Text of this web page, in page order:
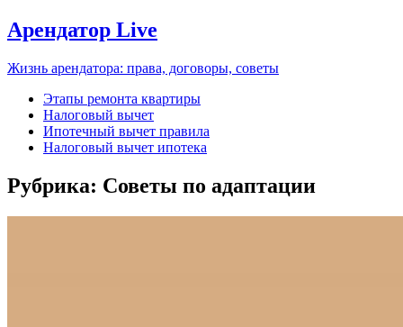
Арендатор Live
Жизнь арендатора: права, договоры, советы
Этапы ремонта квартиры
Налоговый вычет
Ипотечный вычет правила
Налоговый вычет ипотека
Рубрика: Советы по адаптации